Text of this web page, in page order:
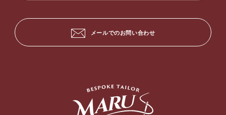
メールでのお問い合わせ